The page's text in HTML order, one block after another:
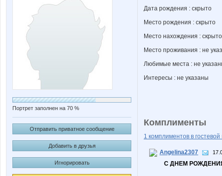
Портрет заполнен на 70 %
Отправить приватное сообщение
Добавить в друзья
Игнорировать
Дата рождения : скрыто
Место рождения : скрыто
Место нахождения : скрыто
Место проживания : не
Любимые места : не
Интересы : не указаны
Комплименты
1 комплиментов в гостевой
Angelina2307
С ДНЕМ